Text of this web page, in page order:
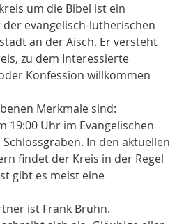
um die Bibel ist ein
evangelisch-lutherischen
an der Aisch. Er versteht
zu dem Interessierte
Konfession willkommen
Merkmale sind:
19:00 Uhr im Evangelischen
In den aktuellen
findet der Kreis in der Regel
gibt es meist eine
ist Frank Bruhn.